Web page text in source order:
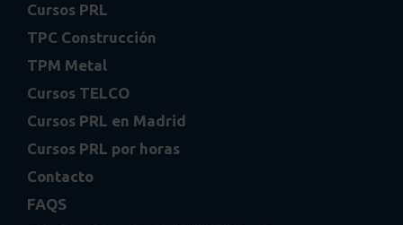
Cursos PRL
TPC Construcción
TPM Metal
Cursos TELCO
Cursos PRL en Madrid
Cursos PRL por horas
Contacto
FAQS